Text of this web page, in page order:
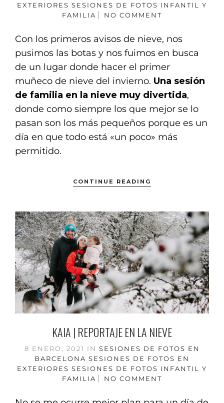
EXTERIORES SESIONES DE FOTOS INFANTIL Y
FAMILIA
NO COMMENT
Con los primeros avisos de nieve, nos
pusimos las botas y nos fuimos en busca
de un lugar donde hacer el primer
muñeco de nieve del invierno. Una sesión
de familia en la nieve muy divertida,
donde como siempre los que mejor se lo
pasan son los más pequeños porque es un
día en que todo está «un poco» más
permitido.
CONTINUE READING
KAIA | REPORTAJE EN LA NIEVE
8 ENERO, 2021 IN SESIONES DE FOTOS EN
BARCELONA SESIONES DE FOTOS EN
EXTERIORES SESIONES DE FOTOS INFANTIL Y
FAMILIA
NO COMMENT